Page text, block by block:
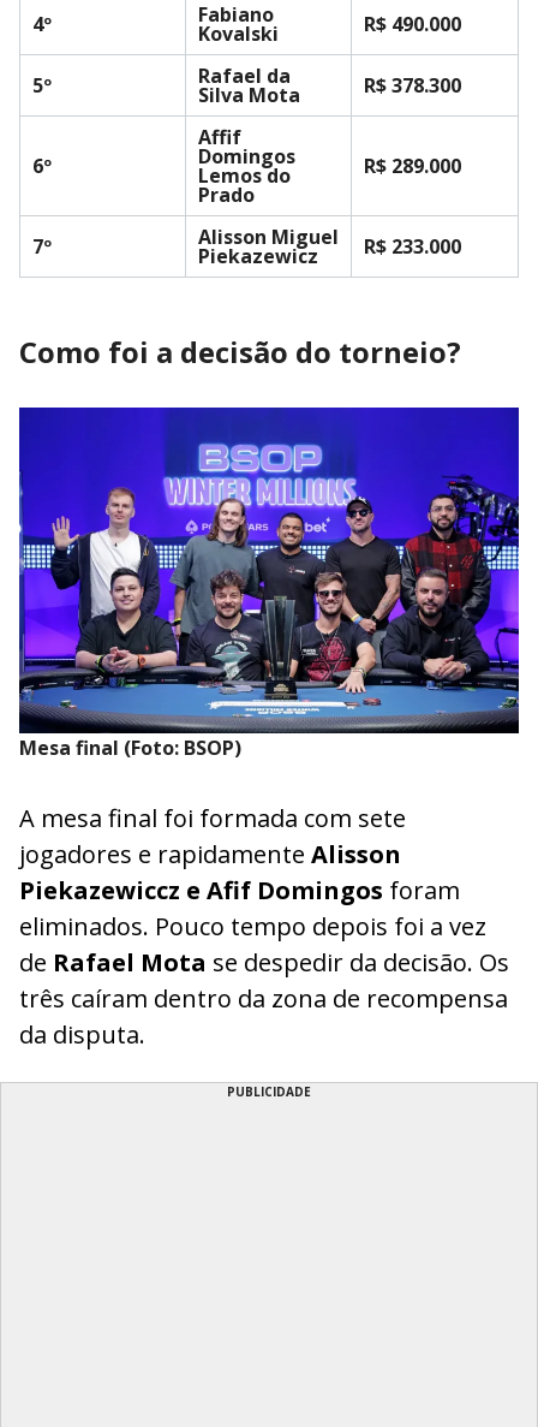
4º Fabiano
Kovalski R$ 490.000
5º Rafael da
Silva Mota R$ 378.300
6º
Affif
Domingos
Lemos do
Prado
R$ 289.000
7º Alisson Miguel
Piekazewicz R$ 233.000
Como foi a decisão do torneio?
Mesa final (Foto: BSOP)
A mesa final foi formada com sete
jogadores e rapidamente Alisson
Piekazewiccz e Afif Domingos foram
eliminados. Pouco tempo depois foi a vez
de Rafael Mota se despedir da decisão. Os
três caíram dentro da zona de recompensa
da disputa.
PUBLICIDADE